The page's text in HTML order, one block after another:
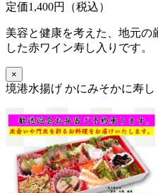
定価1,400円（税込）
美容と健康を考えた、地元の
した赤ワイン寿し入りです。
×
境港水揚げ かにみそかに寿し